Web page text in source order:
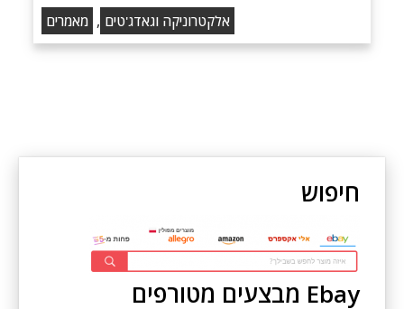
אלקטרוניקה וגאדג'טים , מאמרים
חיפוש
Ebay מבצעים מטורפים